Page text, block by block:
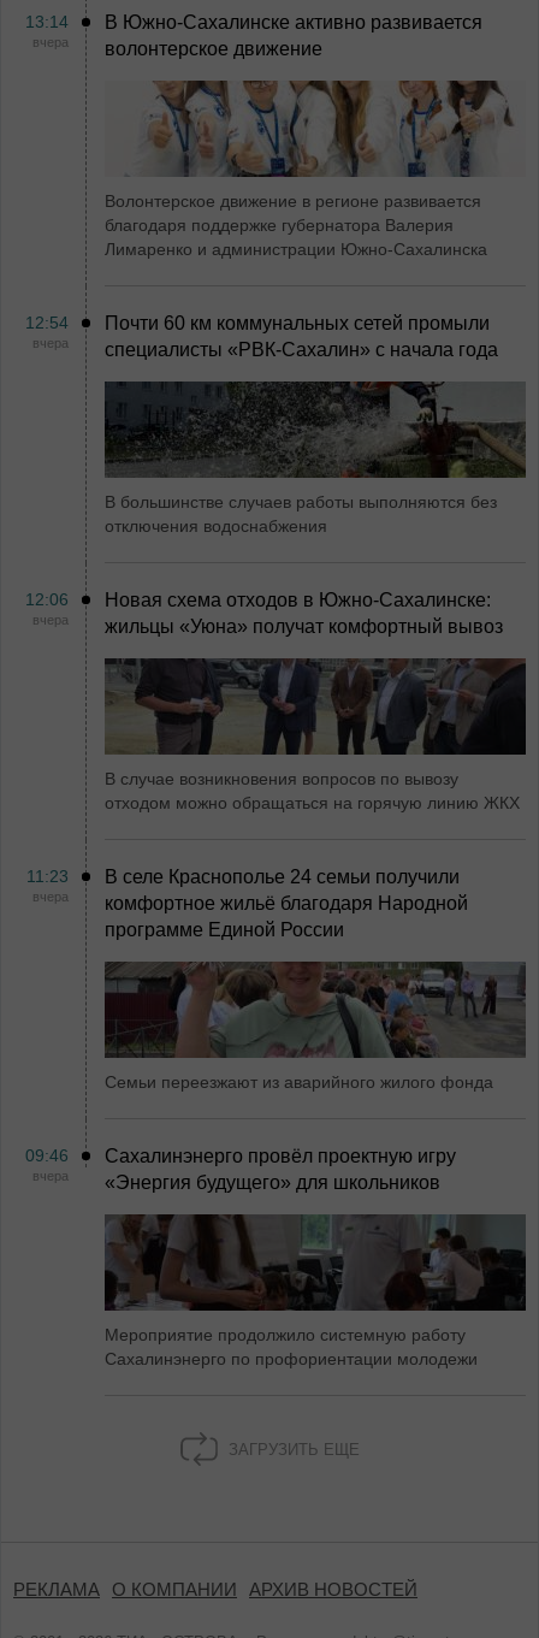
13:14
вчера
В Южно-Сахалинске активно развивается
волонтерское движение
Волонтерское движение в регионе развивается
благодаря поддержке губернатора Валерия
Лимаренко и администрации Южно-Сахалинска
12:54
вчера
Почти 60 км коммунальных сетей промыли
специалисты «РВК‑Сахалин» с начала года
В большинстве случаев работы выполняются без
отключения водоснабжения
12:06
вчера
Новая схема отходов в Южно-Сахалинске:
жильцы «Уюна» получат комфортный вывоз
В случае возникновения вопросов по вывозу
отходом можно обращаться на горячую линию ЖКХ
11:23
вчера
В селе Краснополье 24 семьи получили
комфортное жильё благодаря Народной
программе Единой России
Семьи переезжают из аварийного жилого фонда
09:46
вчера
Сахалинэнерго провёл проектную игру
«Энергия будущего» для школьников
Мероприятие продолжило системную работу
Сахалинэнерго по профориентации молодежи
ЗАГРУЗИТЬ ЕЩЕ
РЕКЛАМА О КОМПАНИИ АРХИВ НОВОСТЕЙ